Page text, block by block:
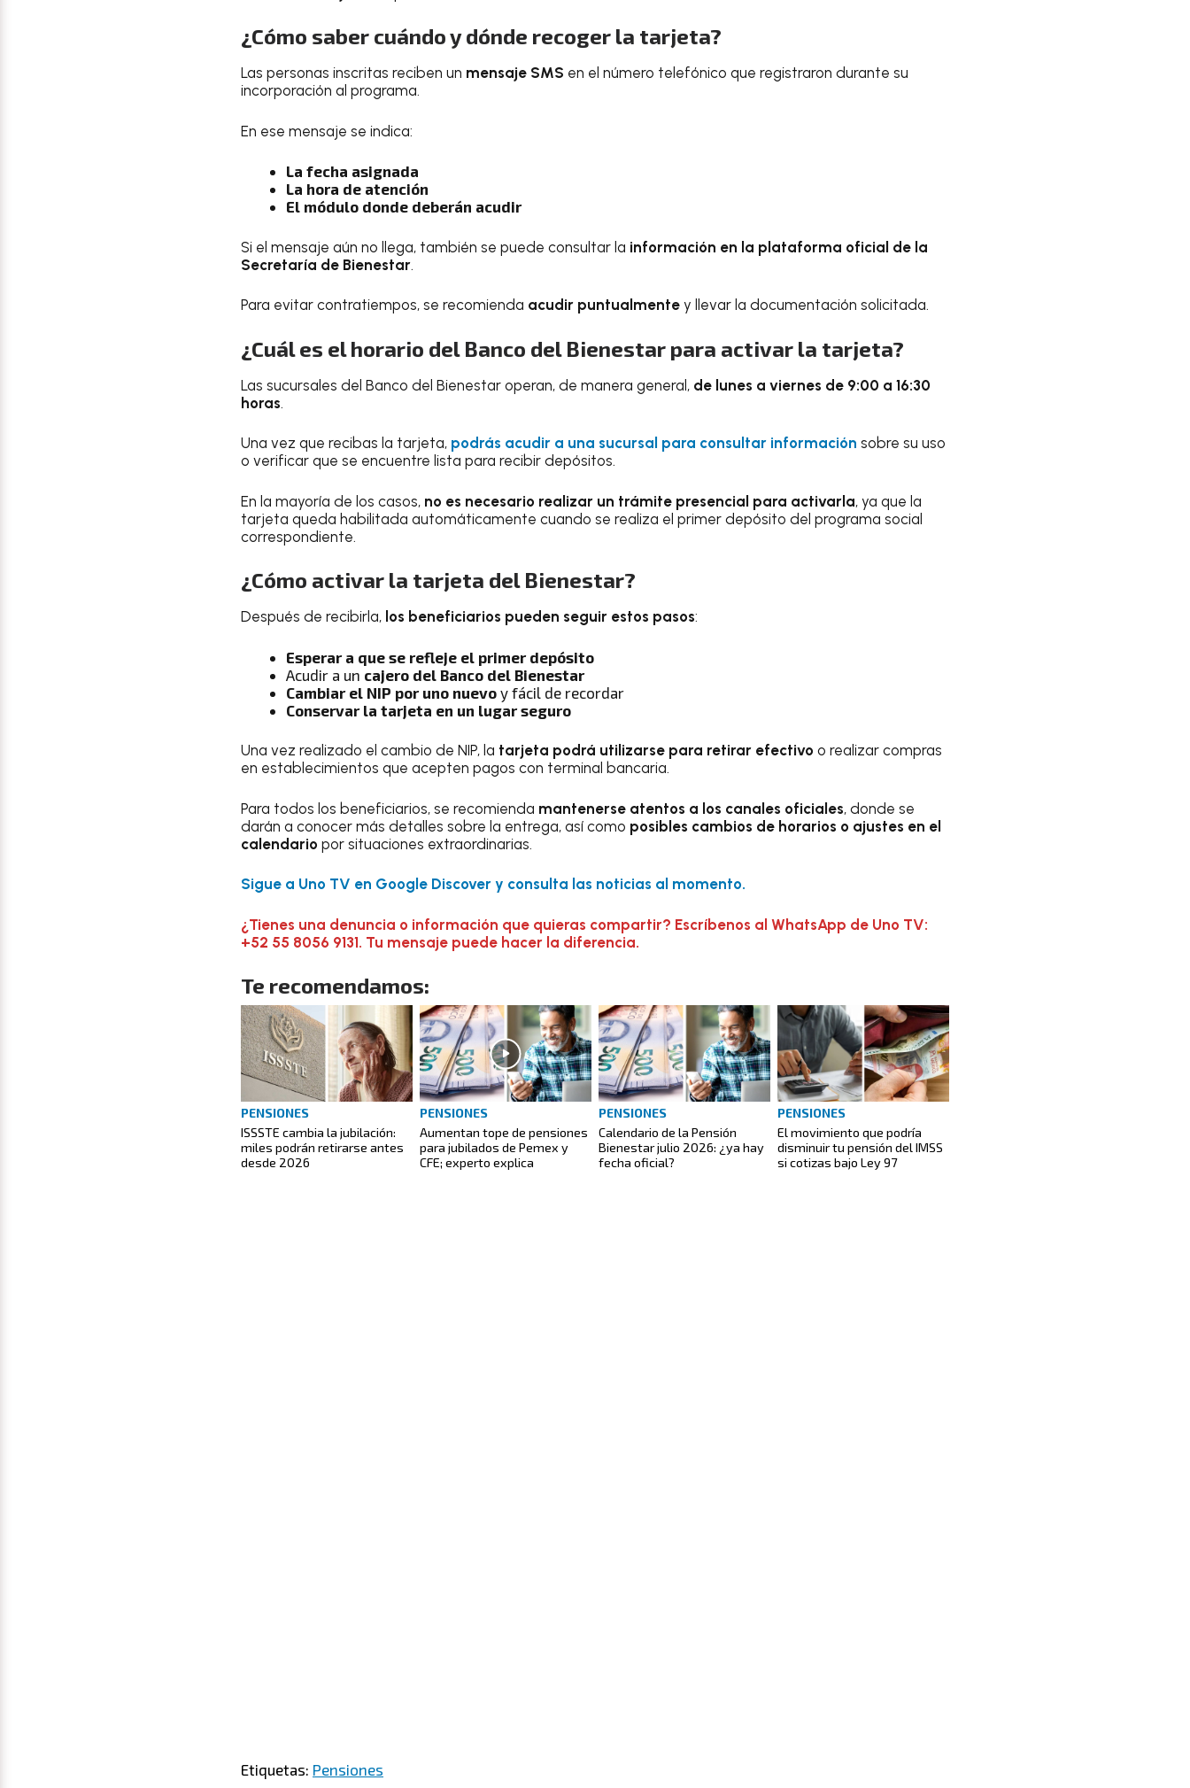
¿Cómo saber cuándo y dónde recoger la tarjeta?
Las personas inscritas reciben un mensaje SMS en el número telefónico que registraron durante su
incorporación al programa.
En ese mensaje se indica:
La fecha asignada
La hora de atención
El módulo donde deberán acudir
Si el mensaje aún no llega, también se puede consultar la información en la plataforma oficial de la
Secretaría de Bienestar.
Para evitar contratiempos, se recomienda acudir puntualmente y llevar la documentación solicitada.
¿Cuál es el horario del Banco del Bienestar para activar la tarjeta?
Las sucursales del Banco del Bienestar operan, de manera general, de lunes a viernes de 9:00 a 16:30
horas.
Una vez que recibas la tarjeta, podrás acudir a una sucursal para consultar información sobre su uso
o verificar que se encuentre lista para recibir depósitos.
En la mayoría de los casos, no es necesario realizar un trámite presencial para activarla, ya que la
tarjeta queda habilitada automáticamente cuando se realiza el primer depósito del programa social
correspondiente.
¿Cómo activar la tarjeta del Bienestar?
Después de recibirla, los beneficiarios pueden seguir estos pasos:
Esperar a que se refleje el primer depósito
Acudir a un cajero del Banco del Bienestar
Cambiar el NIP por uno nuevo y fácil de recordar
Conservar la tarjeta en un lugar seguro
Una vez realizado el cambio de NIP, la tarjeta podrá utilizarse para retirar efectivo o realizar compras
en establecimientos que acepten pagos con terminal bancaria.
Para todos los beneficiarios, se recomienda mantenerse atentos a los canales oficiales, donde se
darán a conocer más detalles sobre la entrega, así como posibles cambios de horarios o ajustes en el
calendario por situaciones extraordinarias.
Sigue a Uno TV en Google Discover y consulta las noticias al momento.
¿Tienes una denuncia o información que quieras compartir? Escríbenos al WhatsApp de Uno TV:
+52 55 8056 9131. Tu mensaje puede hacer la diferencia.
Te recomendamos:
PENSIONES
ISSSTE cambia la jubilación:
miles podrán retirarse antes
desde 2026
PENSIONES
Aumentan tope de pensiones
para jubilados de Pemex y
CFE; experto explica
PENSIONES
Calendario de la Pensión
Bienestar julio 2026: ¿ya hay
fecha oficial?
PENSIONES
El movimiento que podría
disminuir tu pensión del IMSS
si cotizas bajo Ley 97
Etiquetas: Pensiones